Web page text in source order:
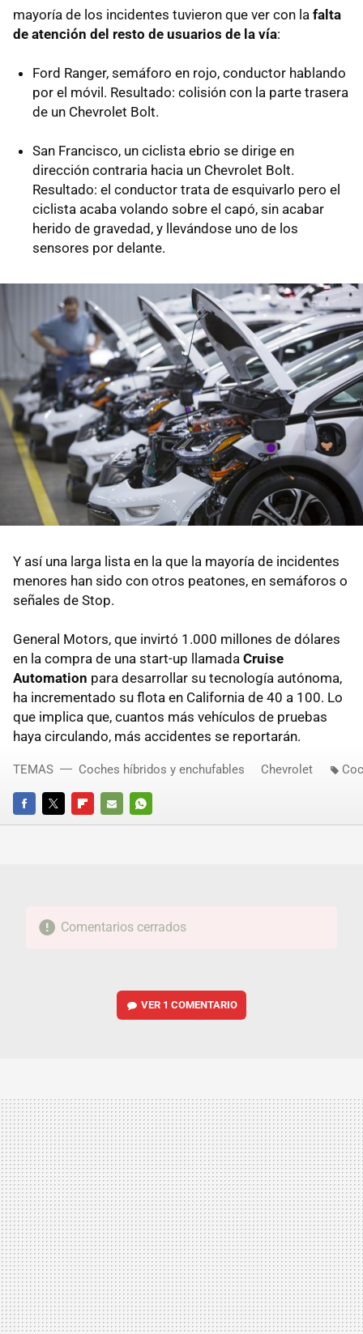
mayoría de los incidentes tuvieron que ver con la falta
de atención del resto de usuarios de la vía:
Ford Ranger, semáforo en rojo, conductor hablando
por el móvil. Resultado: colisión con la parte trasera
de un Chevrolet Bolt.
San Francisco, un ciclista ebrio se dirige en
dirección contraria hacia un Chevrolet Bolt.
Resultado: el conductor trata de esquivarlo pero el
ciclista acaba volando sobre el capó, sin acabar
herido de gravedad, y llevándose uno de los
sensores por delante.
Y así una larga lista en la que la mayoría de incidentes
menores han sido con otros peatones, en semáforos o
señales de Stop.
General Motors, que invirtó 1.000 millones de dólares
en la compra de una start-up llamada Cruise
Automation para desarrollar su tecnología autónoma,
ha incrementado su flota en California de 40 a 100. Lo
que implica que, cuantos más vehículos de pruebas
haya circulando, más accidentes se reportarán.
FACEBOOKTWITTERFLIPBOARD
E-
WHATSAPP
TEMAS Coches híbridos y enchufables Chevrolet
Comentarios cerrados
VER 1 COMENTARIO